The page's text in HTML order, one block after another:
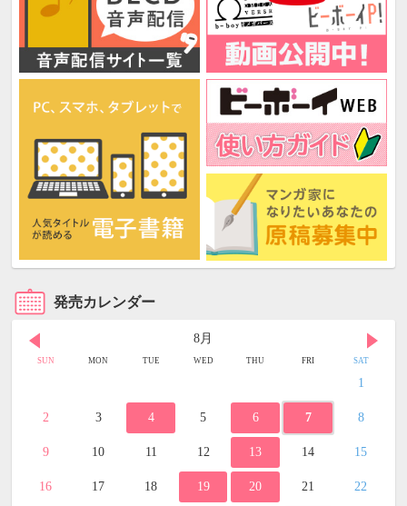
発売カレンダー
8月
SUN MON TUE WED THU FRI SAT
1
2 3 4 5 6 7 8
9 10 11 12 13 14 15
16 17 18 19 20 21 22